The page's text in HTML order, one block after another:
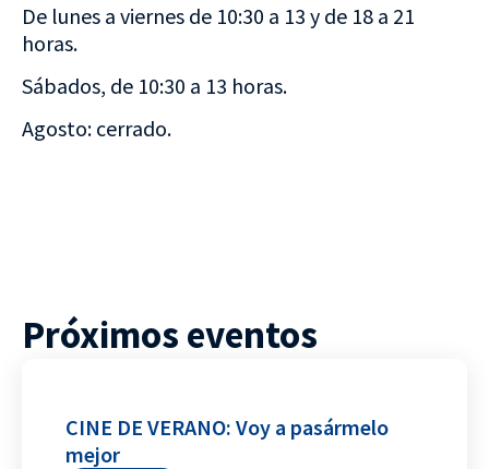
De lunes a viernes de 10:30 a 13 y de 18 a 21
horas.
Sábados, de 10:30 a 13 horas.
Agosto: cerrado.
Próximos eventos
CINE DE VERANO: Voy a pasármelo
mejor